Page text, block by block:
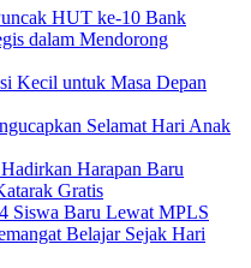
HUT ke-10 Bank
dalam Mendorong
Kecil untuk Masa Depan
Selamat Hari Anak
Harapan Baru
Gratis
Siswa Baru Lewat MPLS
Belajar Sejak Hari